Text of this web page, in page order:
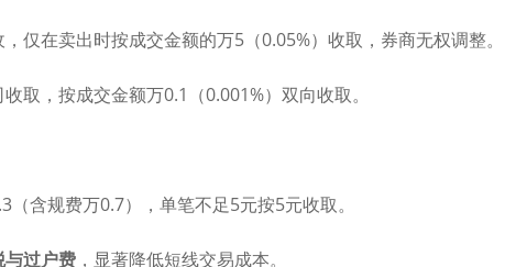
仅在卖出时按成交金额的万5（0.05%）收取，券商无权调整。
收取，按成交金额万0.1（0.001%）双向收取。
（含规费万0.7），单笔不足5元按5元收取。
与过户费 ，显著降低短线交易成本。